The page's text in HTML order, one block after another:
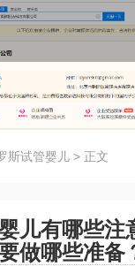
斯试管婴儿 > 正文
儿有哪些注
做哪些准备